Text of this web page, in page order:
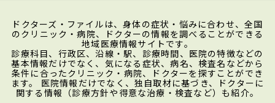
ドクターズ・ファイルは、身体の症状・悩みに合わせ、全国
のクリニック・病院、ドクターの情報を調べることができる
地域医療情報サイトです。
診療科目、行政区、沿線・駅、診療時間、医院の特徴などの
基本情報だけでなく、気になる症状、病名、検査名などから
条件に合ったクリニック・病院、ドクターを探すことができ
ます。 医院情報だけでなく、独自取材に基づき、ドクターに
関する情報（診療方針や得意な治療・検査など）も紹介。